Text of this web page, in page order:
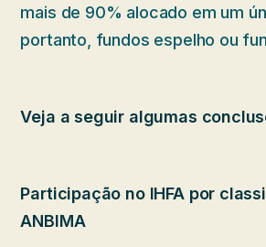
mais de 90% alocado em um
portanto, fundos espelho ou
Veja a seguir algumas
Participação no IHFA por
ANBIMA